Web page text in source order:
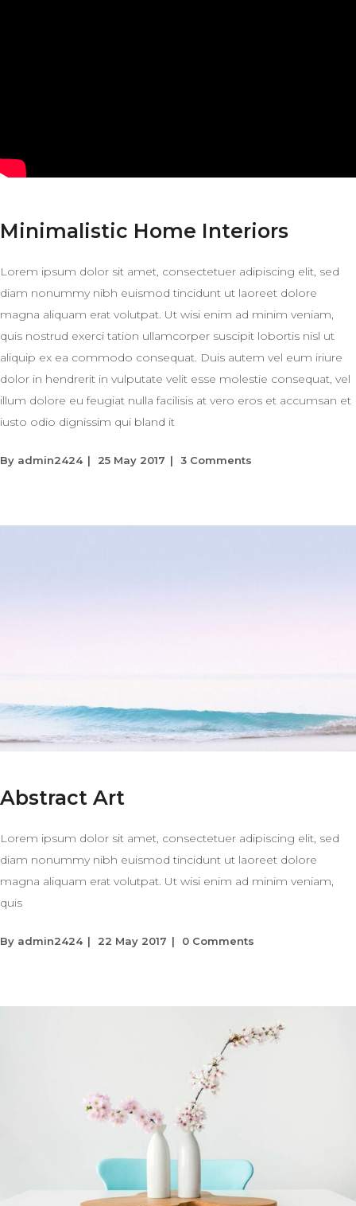
Minimalistic Home Interiors
Lorem ipsum dolor sit amet, consectetuer adipiscing elit, sed
diam nonummy nibh euismod tincidunt ut laoreet dolore
magna aliquam erat volutpat. Ut wisi enim ad minim veniam,
quis nostrud exerci tation ullamcorper suscipit lobortis nisl ut
aliquip ex ea commodo consequat. Duis autem vel eum iriure
dolor in hendrerit in vulputate velit esse molestie consequat, vel
illum dolore eu feugiat nulla facilisis at vero eros et accumsan et
iusto odio dignissim qui bland it
By admin2424 25 May 2017 3 Comments
Abstract Art
Lorem ipsum dolor sit amet, consectetuer adipiscing elit, sed
diam nonummy nibh euismod tincidunt ut laoreet dolore
magna aliquam erat volutpat. Ut wisi enim ad minim veniam,
quis
By admin2424 22 May 2017 0 Comments